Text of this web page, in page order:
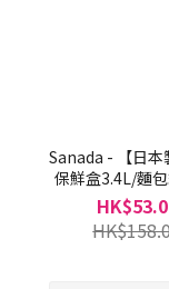
Sanada - 【日本
保鮮盒3.4L/麵
箱/收納箱(平行進
K077